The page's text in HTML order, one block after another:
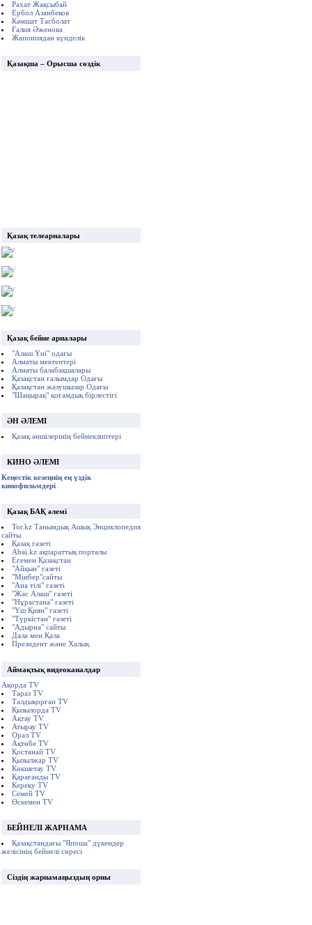
Рахат Жақсыбай
Ербол Азанбеков
Кәмшат Тасболат
Ғалия Әженова
Жапониядан күнделік
Қазақша – Орысша сөздік
Қазақ телеарналары
Қазақ бейне арналары
"Алаш Үні" одағы
Алматы мектептері
Алматы балабақшалары
Қазақстан ғалымдар Одағы
Қазақстан жазушылар Одағы
"Шаңырақ" қоғамдық бірлестігі
ӘН ӘЛЕМІ
Қазақ әншілерінің бейнеклиптері
КИНО ӘЛЕМІ
Кеңестік кезеңнің ең үздік
кинофильмдері
Қазақ БАҚ әлемі
Tor.kz Танымдық Ашық Энциклопедия
сайты
Қазақ газеті
Abai.kz ақпараттық порталы
Егемен Қазақстан
"Айқын" газеті
"Мінбер"сайты
"Ана тілі" газеті
"Жас Алаш" газеті
"Нұрастана" газеті
"Үш Қиян" газеті
"Түркістан" газеті
"Адырна" сайты
Дала мен Қала
Президент және Халық
Аймақтық видеоканалдар
Ақорда TV
Тараз TV
Талдықорған TV
Қызылорда TV
Ақтау TV
Атырау TV
Орал TV
Ақтөбе TV
Қостанай TV
Қызылжар TV
Көкшетау TV
Қарағанды TV
Кереку TV
Семей TV
Өскемен TV
БЕЙНЕЛІ ЖАРНАМА
Қазақстандағы "Япоша" дүкендер
желісінің бейнелі сөресі
Сіздің жарнамаңыздың орны